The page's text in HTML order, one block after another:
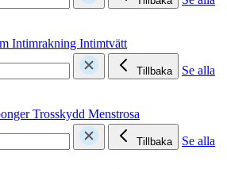
Intimrakning Intimtvätt
Tillbaka
Se alla
Trosskydd Menstrosa
Tillbaka
Se alla